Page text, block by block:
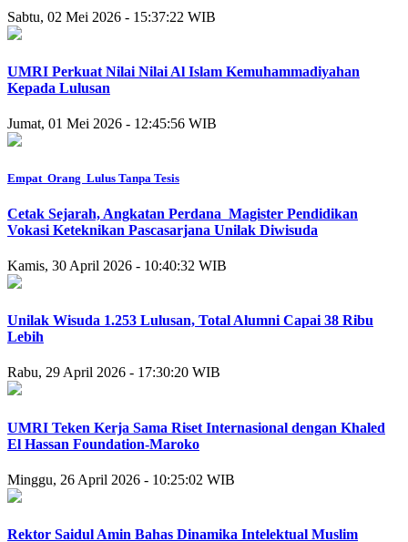
Sabtu, 02 Mei 2026 - 15:37:22 WIB
UMRI Perkuat Nilai Nilai Al Islam Kemuhammadiyahan
Kepada Lulusan
Jumat, 01 Mei 2026 - 12:45:56 WIB
Empat Orang Lulus Tanpa Tesis
‎Cetak Sejarah, Angkatan Perdana ‎Magister Pendidikan
Vokasi Keteknikan ‎Pascasarjana Unilak Diwisuda
Kamis, 30 April 2026 - 10:40:32 WIB
Unilak Wisuda 1.253 Lulusan, Total Alumni Capai 38 Ribu
Lebih
Rabu, 29 April 2026 - 17:30:20 WIB
UMRI Teken Kerja Sama Riset Internasional dengan Khaled
El Hassan Foundation-Maroko
Minggu, 26 April 2026 - 10:25:02 WIB
Rektor Saidul Amin Bahas Dinamika Intelektual Muslim